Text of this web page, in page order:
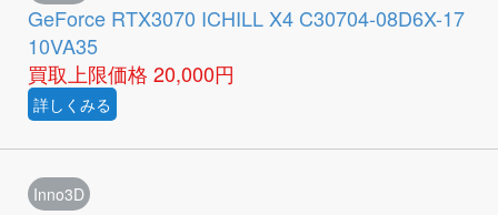
GeForce RTX3070 ICHILL X4 C30704-08D6X-17
10VA35
買取上限価格 20,000円
詳しくみる
Inno3D